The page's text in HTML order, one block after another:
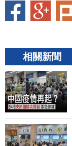
相關新聞